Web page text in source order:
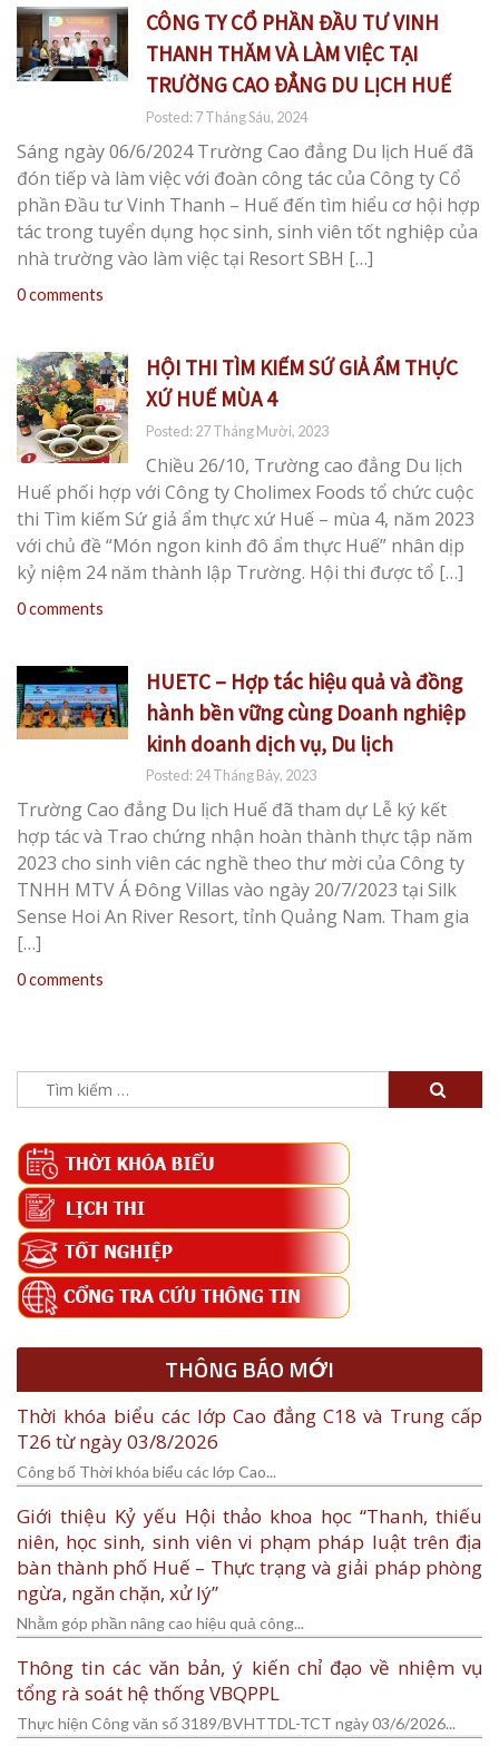
CÔNG TY CỔ PHẦN ĐẦU TƯ VINH
THANH THĂM VÀ LÀM VIỆC TẠI
TRƯỜNG CAO ĐẲNG DU LỊCH HUẾ
Posted: 7 Tháng Sáu, 2024
Sáng ngày 06/6/2024 Trường Cao đẳng Du lịch Huế đã
đón tiếp và làm việc với đoàn công tác của Công ty Cổ
phần Đầu tư Vinh Thanh – Huế đến tìm hiểu cơ hội hợp
tác trong tuyển dụng học sinh, sinh viên tốt nghiệp của
nhà trường vào làm việc tại Resort SBH […]
0 comments
HỘI THI TÌM KIẾM SỨ GIẢ ẨM THỰC
XỨ HUẾ MÙA 4
Posted: 27 Tháng Mười, 2023
Chiều 26/10, Trường cao đẳng Du lịch
Huế phối hợp với Công ty Cholimex Foods tổ chức cuộc
thi Tìm kiếm Sứ giả ẩm thực xứ Huế – mùa 4, năm 2023
với chủ đề “Món ngon kinh đô ẩm thực Huế” nhân dịp
kỷ niệm 24 năm thành lập Trường. Hội thi được tổ […]
0 comments
HUETC – Hợp tác hiệu quả và đồng
hành bền vững cùng Doanh nghiệp
kinh doanh dịch vụ, Du lịch
Posted: 24 Tháng Bảy, 2023
Trường Cao đẳng Du lịch Huế đã tham dự Lễ ký kết
hợp tác và Trao chứng nhận hoàn thành thực tập năm
2023 cho sinh viên các nghề theo thư mời của Công ty
TNHH MTV Á Đông Villas vào ngày 20/7/2023 tại Silk
Sense Hoi An River Resort, tỉnh Quảng Nam. Tham gia
[…]
0 comments
kiếm
THÔNG BÁO MỚI
Thời khóa biểu các lớp Cao đẳng C18 và Trung cấp
T26 từ ngày 03/8/2026
Công bố Thời khóa biểu các lớp Cao...
Giới thiệu Kỷ yếu Hội thảo khoa học “Thanh, thiếu
niên, học sinh, sinh viên vi phạm pháp luật trên địa
bàn thành phố Huế – Thực trạng và giải pháp phòng
ngừa, ngăn chặn, xử lý”
Nhằm góp phần nâng cao hiệu quả công...
Thông tin các văn bản, ý kiến chỉ đạo về nhiệm vụ
tổng rà soát hệ thống VBQPPL
Thực hiện Công văn số 3189/BVHTTDL-TCT ngày 03/6/2026...